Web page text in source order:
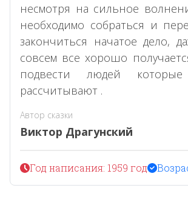
несмотря на сильное
необходимо собраться и
закончиться начатое дело,
совсем все хорошо
подвести людей
рассчитывают .
Автор сказки
Виктор Драгунский
Год написания: 1959 год